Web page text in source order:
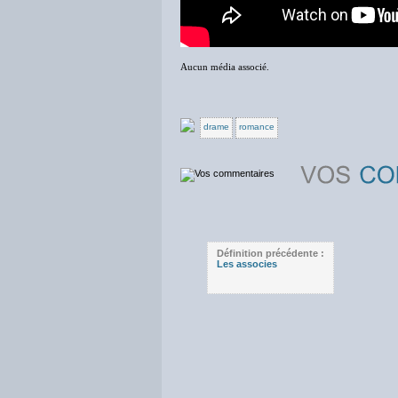
Aucun média associé.
drame romance
Définition précédente :
Les associes